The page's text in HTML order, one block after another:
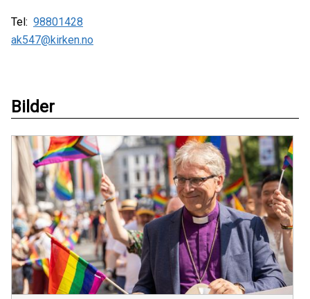
Tel: 98801428
ak547@kirken.no
Bilder